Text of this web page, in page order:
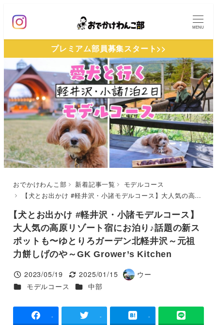
ン
ン
ツ
へ
移
動
MENU
プレミアム部員募集スタート>>
おでかけわんこ部 新着記事一覧
モデルコース
【犬とお出かけ #軽井沢・小諸モデルコース】大人気の高原リゾート宿にお泊り♪話題の新スポットも〜ゆとりろガーデン北軽井沢～元祖力餅しげのや～GK Grower’s Kitchen
【犬とお出かけ #軽井沢・小諸モデルコース】
大人気の高原リゾート宿にお泊り♪話題の新ス
ポットも〜ゆとりろガーデン北軽井沢～元祖
力餅しげのや～GK Grower’s Kitchen
投稿日
2023/05/19
更新日
2025/01/15
著
ウー
カテゴリー
モデルコース カテゴリー
中部
- - -